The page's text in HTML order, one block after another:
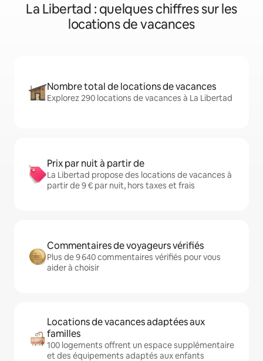
La Libertad : quelques chiffres sur les
locations de vacances
Nombre total de locations de vacances
Explorez 290 locations de vacances à La Libertad
Prix par nuit à partir de
La Libertad propose des locations de vacances à
partir de 9 € par nuit, hors taxes et frais
Commentaires de voyageurs vérifiés
Plus de 9 640 commentaires vérifiés pour vous
aider à choisir
Locations de vacances adaptées aux
familles
100 logements offrent un espace supplémentaire
et des équipements adaptés aux enfants